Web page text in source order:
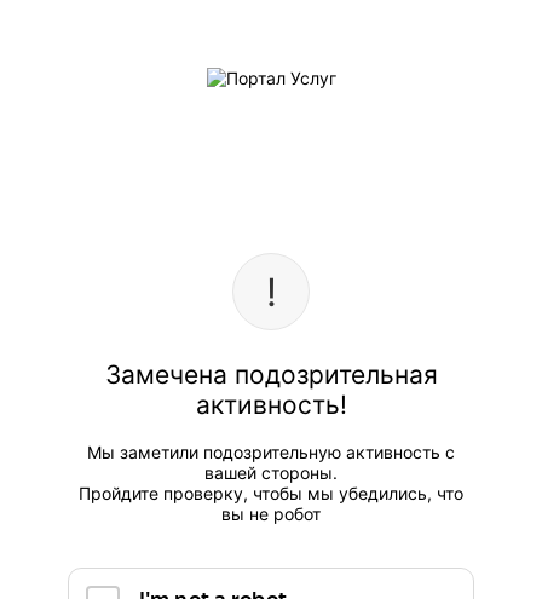
Замечена подозрительная
активность!
Мы заметили подозрительную активность с
вашей стороны.
Пройдите проверку, чтобы мы убедились, что
вы не робот